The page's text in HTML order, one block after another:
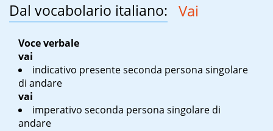
Dal vocabolario italiano: Vai
Voce verbale
vai
indicativo presente seconda persona singolare
di andare
vai
imperativo seconda persona singolare di
andare